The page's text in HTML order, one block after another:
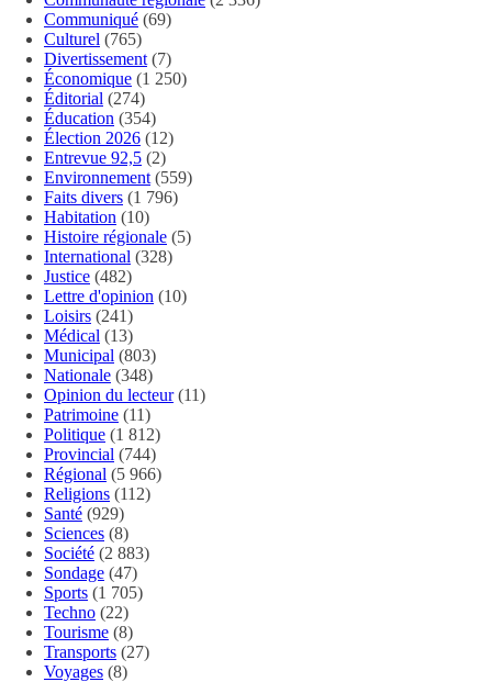
Communiqué (69)
Culturel (765)
Divertissement (7)
Économique (1 250)
Éditorial (274)
Éducation (354)
Élection 2026 (12)
Entrevue 92,5 (2)
Environnement (559)
Faits divers (1 796)
Habitation (10)
Histoire régionale (5)
International (328)
Justice (482)
Lettre d'opinion (10)
Loisirs (241)
Médical (13)
Municipal (803)
Nationale (348)
Opinion du lecteur(11)
Patrimoine (11)
Politique (1 812)
Provincial (744)
Régional (5 966)
Religions (112)
Santé (929)
Sciences (8)
Société (2 883)
Sondage (47)
Sports (1 705)
Techno (22)
Tourisme (8)
Transports (27)
Voyages (8)